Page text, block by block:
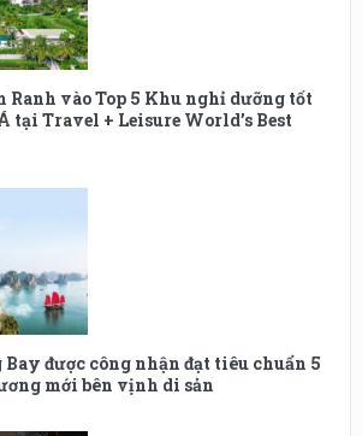
Ranh vào Top 5 Khu nghỉ dưỡng tốt
tại Travel + Leisure World’s Best
được công nhận đạt tiêu chuẩn 5
mới bên vịnh di sản